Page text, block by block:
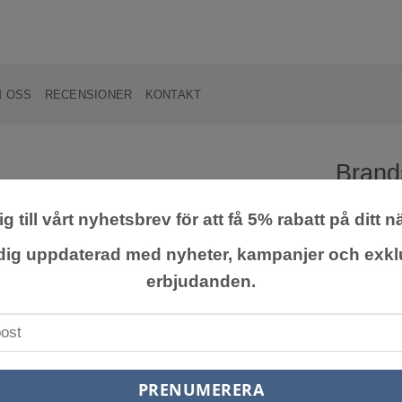
OSS RECENSIONER KONTAKT
Lägg till
Vackert
gröna
Klipp
exkl.
till vårt nyhetsbrev för att få 5% rabatt på ditt
uppdaterad med nyheter, kampanjer och
erbjudanden.